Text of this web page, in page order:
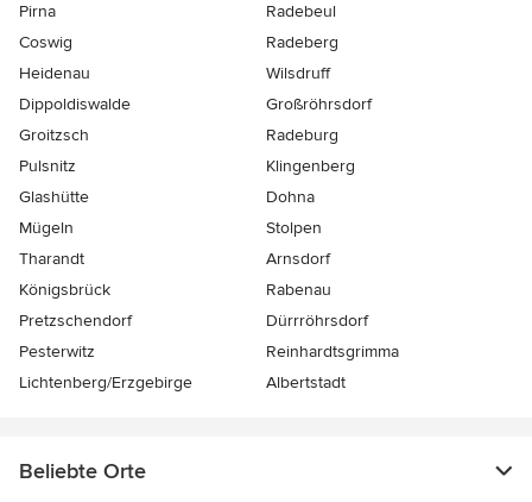
Pirna
Radebeul
Coswig
Radeberg
Heidenau
Wilsdruff
Dippoldiswalde
Großröhrsdorf
Groitzsch
Radeburg
Pulsnitz
Klingenberg
Glashütte
Dohna
Mügeln
Stolpen
Tharandt
Arnsdorf
Königsbrück
Rabenau
Pretzschendorf
Dürrröhrsdorf
Pesterwitz
Reinhardtsgrimma
Lichtenberg/Erzgebirge
Albertstadt
Beliebte Orte